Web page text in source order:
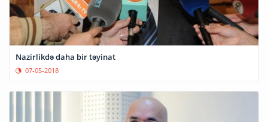
Nazirlikdə daha bir təyinat
07-05-2018